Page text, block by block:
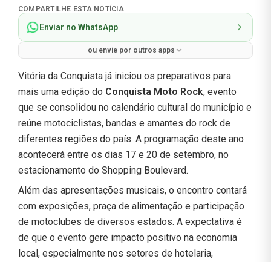
COMPARTILHE ESTA NOTÍCIA
Enviar no WhatsApp
ou envie por outros apps
Vitória da Conquista já iniciou os preparativos para
mais uma edição do Conquista Moto Rock, evento
que se consolidou no calendário cultural do município e
reúne motociclistas, bandas e amantes do rock de
diferentes regiões do país. A programação deste ano
acontecerá entre os dias 17 e 20 de setembro, no
estacionamento do Shopping Boulevard.
Além das apresentações musicais, o encontro contará
com exposições, praça de alimentação e participação
de motoclubes de diversos estados. A expectativa é
de que o evento gere impacto positivo na economia
local, especialmente nos setores de hotelaria,